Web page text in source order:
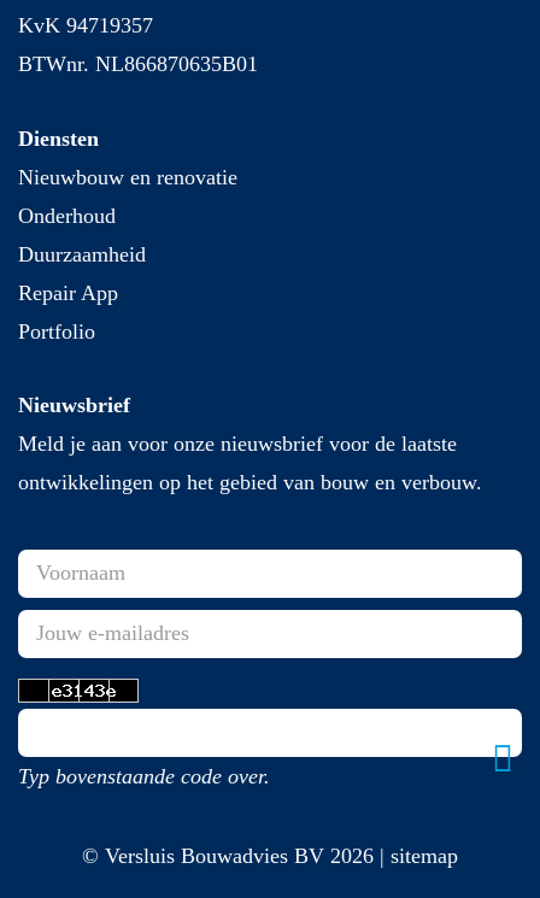
KvK 94719357
BTWnr. NL866870635B01
Diensten
Nieuwbouw en renovatie
Onderhoud
Duurzaamheid
Repair App
Portfolio
Nieuwsbrief
Meld je aan voor onze nieuwsbrief voor de laatste
ontwikkelingen op het gebied van bouw en verbouw.
Typ bovenstaande code over.
© Versluis Bouwadvies BV 2026 | sitemap